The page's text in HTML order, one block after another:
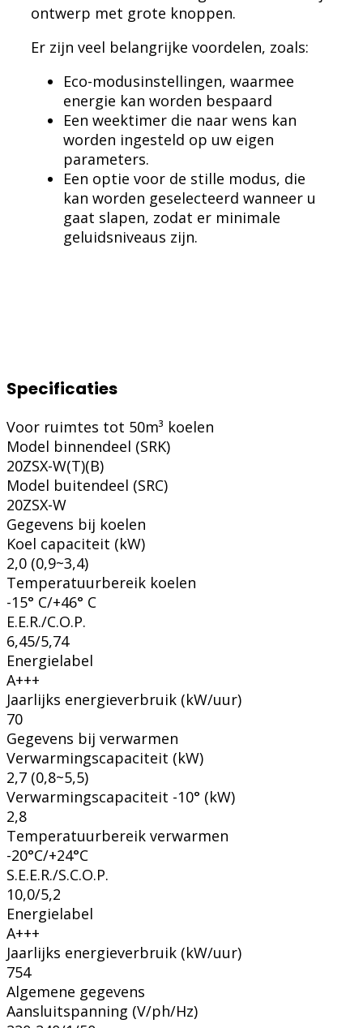
ontwerp met grote knoppen.
Er zijn veel belangrijke voordelen, zoals:
Eco-modusinstellingen, waarmee
energie kan worden bespaard
Een weektimer die naar wens kan
worden ingesteld op uw eigen
parameters.
Een optie voor de stille modus, die
kan worden geselecteerd wanneer u
gaat slapen, zodat er minimale
geluidsniveaus zijn.
Specificaties
Voor ruimtes tot 50m³ koelen
Model binnendeel (SRK)
20ZSX-W(T)(B)
Model buitendeel (SRC)
20ZSX-W
Gegevens bij koelen
Koel capaciteit (kW)
2,0 (0,9~3,4)
Temperatuurbereik koelen
-15° C/+46° C
E.E.R./C.O.P.
6,45/5,74
Energielabel
A+++
Jaarlijks energieverbruik (kW/uur)
70
Gegevens bij verwarmen
Verwarmingscapaciteit (kW)
2,7 (0,8~5,5)
Verwarmingscapaciteit -10° (kW)
2,8
Temperatuurbereik verwarmen
-20°C/+24°C
S.E.E.R./S.C.O.P.
10,0/5,2
Energielabel
A+++
Jaarlijks energieverbruik (kW/uur)
754
Algemene gegevens
Aansluitspanning (V/ph/Hz)